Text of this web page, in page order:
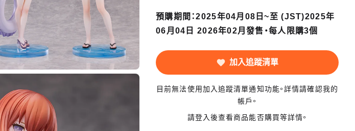
預購期間：2025年04月08日~至 (JST)2025年
06月04日 2026年02月發售・每人限購3個
加入追蹤清單
目前無法使用加入追蹤清單通知功能。詳情請確認我的
帳戶。
請登入後查看商品能否購買等詳情。